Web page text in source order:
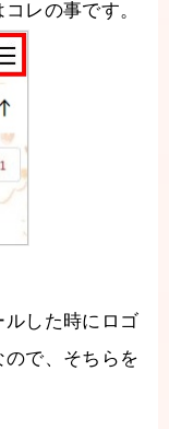
レの事です。
した時にロゴ
で、そちらを